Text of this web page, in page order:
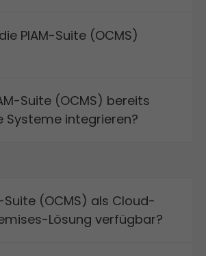
PIAM-Suite (OCMS)
Suite (OCMS) bereits
Systeme integrieren?
Suite (OCMS) als Cloud-
Lösung verfügbar?